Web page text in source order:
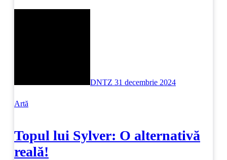
DNTZ 31 decembrie 2024
Artă
Topul lui Sylver: O alternativă
reală!